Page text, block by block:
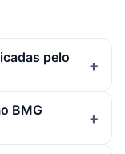
pelo
BMG